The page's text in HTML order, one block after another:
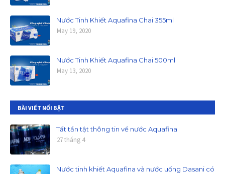
Nước Tinh Khiết Aquafina Chai 355ml
May 19, 2020
Nước Tinh Khiết Aquafina Chai 500ml
May 13, 2020
BÀI VIẾT NỔI BẬT
Tất tần tật thông tin về nước Aquafina
27 tháng 4
Nước tinh khiết Aquafina và nước uống Dasani có